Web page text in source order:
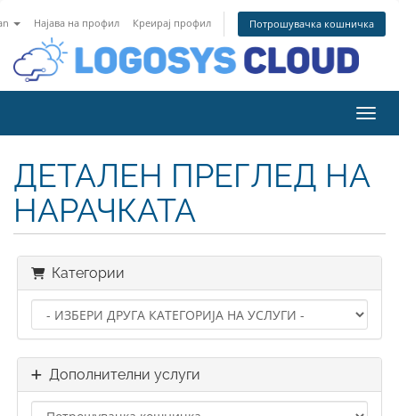
Најава на профил Креирај профил Потрошувачка кошничка
ДЕТАЛЕН ПРЕГЛЕД НА
НАРАЧКАТА
Категории
Дополнителни услуги